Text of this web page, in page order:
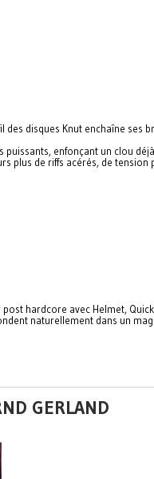
disques Knut enchaîne ses
enfonçant un clou
plus de riffs acérés, de tension
hardcore avec Helmet,
naturellement dans un
GERLAND